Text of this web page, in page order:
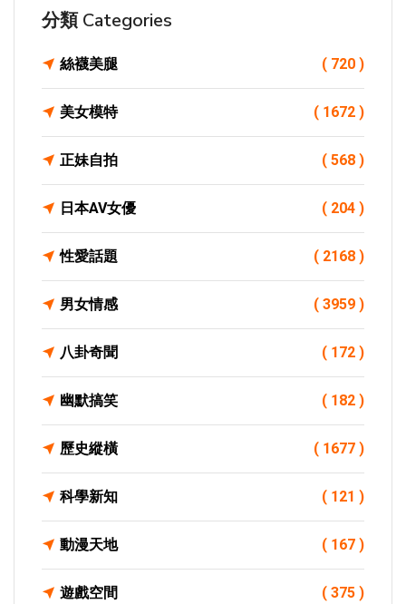
分類 Categories
絲襪美腿 ( 720 )
美女模特 ( 1672 )
正妹自拍 ( 568 )
日本AV女優 ( 204 )
性愛話題 ( 2168 )
男女情感 ( 3959 )
八卦奇聞 ( 172 )
幽默搞笑 ( 182 )
歷史縱橫 ( 1677 )
科學新知 ( 121 )
動漫天地 ( 167 )
遊戲空間 ( 375 )